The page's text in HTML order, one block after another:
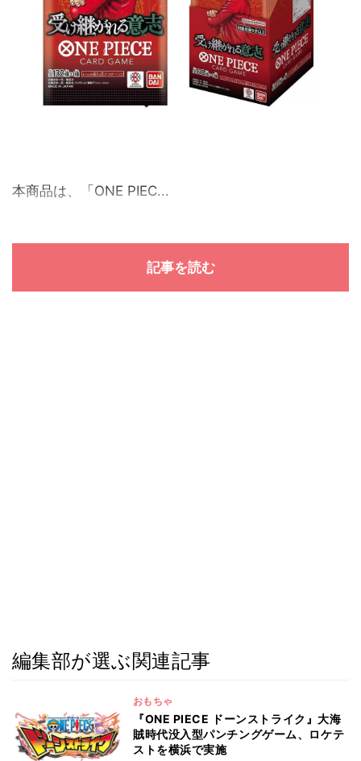
本商品は、「ONE PIEC...
記事を読む
編集部が選ぶ関連記事
おもちゃ
『ONE PIECE ドーンストライク』大海
賊時代没入型パンチングゲーム、ロケテ
ストを横浜で実施